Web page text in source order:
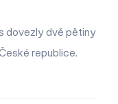
dovezly dvě pětiny
republice.